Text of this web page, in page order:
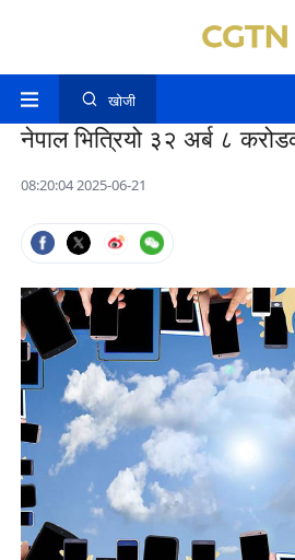
खोजी
नेपाल भित्रियो ३२ अर्ब ८
08:20:04 2025-06-21